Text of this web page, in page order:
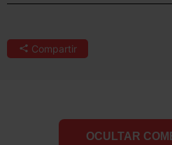
Compartir
OCULTAR